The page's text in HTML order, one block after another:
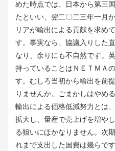
めた時点では、日本から第三
たといい、翌二〇二三年一月
リアが輸出による貢献を求め
す。事実なら、協議入りした
なり、余りにも不自然です。
持っていることはＮＥＴＭＡ
す。むしろ当初から輸出を前
りませんか。ごまかしはやめる
輸出による価格低減努力とは
拡大し、量産で売上げを増や
る狙いにほかなりません。次
れまで支出した国費は幾らで